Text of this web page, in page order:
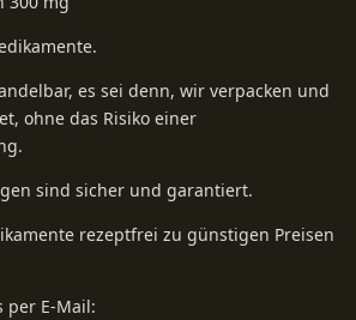
es sei denn, wir verpacken und
ohne das Risiko einer
sind sicher und garantiert.
rezeptfrei zu günstigen Preisen
per E-Mail: